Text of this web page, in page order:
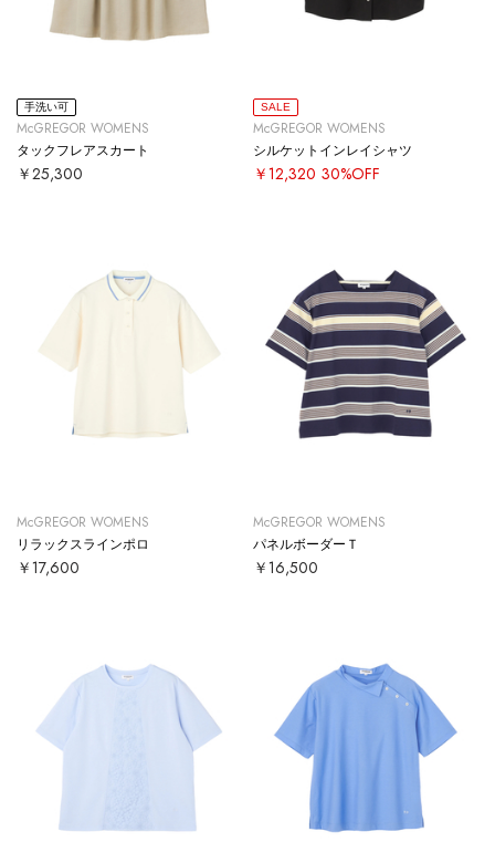
手洗い可
McGREGOR WOMENS
タックフレアスカート
￥25,300
SALE
McGREGOR WOMENS
シルケットインレイシャツ
￥12,320 30%OFF
McGREGOR WOMENS
リラックスラインポロ
￥17,600
McGREGOR WOMENS
パネルボーダーＴ
￥16,500